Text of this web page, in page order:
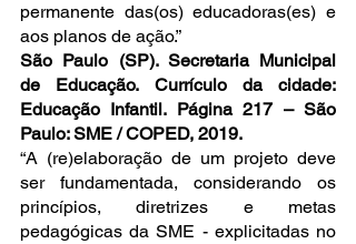
permanente das(os) educadoras(es) e
aos planos de ação.”
São Paulo (SP). Secretaria Municipal
de Educação. Currículo da cidade:
Educação Infantil. Página 217 – São
Paulo: SME / COPED, 2019.
“A (re)elaboração de um projeto deve
ser fundamentada, considerando os
princípios, diretrizes e metas
pedagógicas da SME - explicitadas no